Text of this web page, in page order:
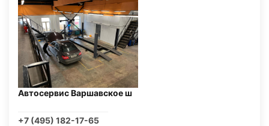
Автосервис Варшавское ш
+7 (495) 182-17-65